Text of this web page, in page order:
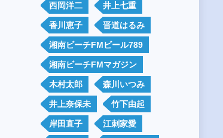
西岡洋二 井上七重
香川恵子 晋道はるみ
湘南ビーチFMビール789
湘南ビーチFMマガジン
木村太郎 森川いつみ
井上奈保未 竹下由起
岸田直子 江刺家愛